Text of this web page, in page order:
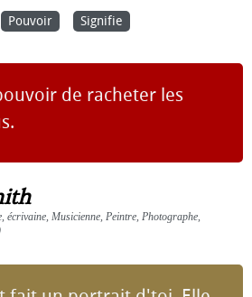
Pouvoir Signifie
de racheter les
écrivaine, Musicienne, Peintre, Photographe,